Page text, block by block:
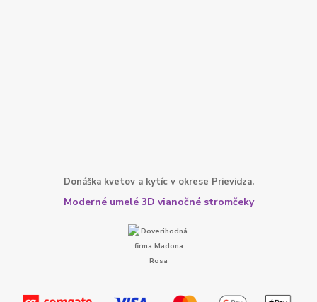
Donáška kvetov a kytíc v okrese Prievidza.
Moderné umelé 3D vianočné stromčeky